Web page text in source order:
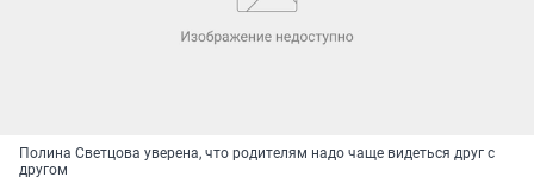
Полина Светцова уверена, что родителям надо чаще видеться друг с
другом